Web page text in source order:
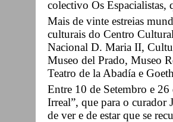
colectivo Os Espacialistas,
Mais de vinte estreias
culturais do Centro
Nacional D. Maria II,
Museo del Prado, Museo
Teatro de la Abadía e
Entre 10 de Setembro e
Irreal”, que para o
de ver e de estar que se